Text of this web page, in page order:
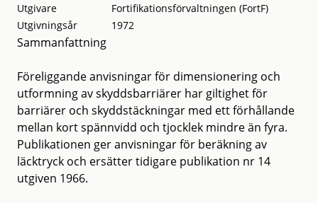
Utgivare
Fortifikationsförvaltningen (FortF)
Utgivningsår
1972
Sammanfattning
Föreliggande anvisningar för dimensionering och
utformning av skyddsbarriärer har giltighet för
barriärer och skyddstäckningar med ett förhållande
mellan kort spännvidd och tjocklek mindre än fyra.
Publikationen ger anvisningar för beräkning av
läcktryck och ersätter tidigare publikation nr 14
utgiven 1966.